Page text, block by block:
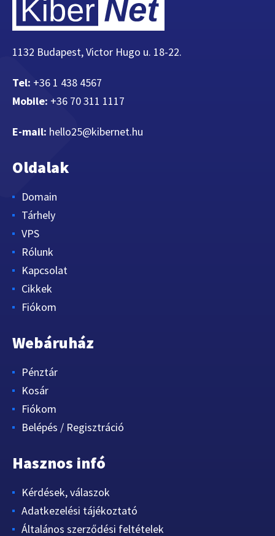
1132 Budapest, Victor Hugo u. 18-22.
Tel: +36 1 438 4567
Mobile: +36 70 311 1117
E-mail: hello25@kibernet.hu
Oldalak
Domain
Tárhely
VPS
Rólunk
Kapcsolat
Cikkek
Fiókom
Webáruház
Pénztár
Kosár
Fiókom
Belépés / Regisztráció
Hasznos infó
Kérdések, válaszok
Adatkezelési tájékoztató
Általános szerződési feltételek